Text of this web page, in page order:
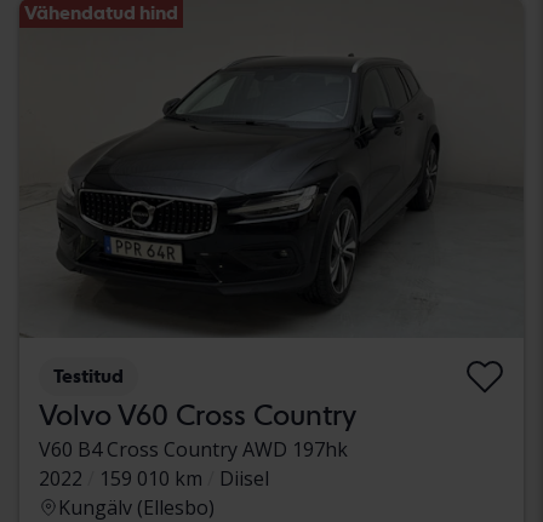
Vähendatud hind
Testitud
Volvo V60 Cross Country
V60 B4 Cross Country AWD 197hk
2022
159 010 km
Diisel
Kungälv (Ellesbo)